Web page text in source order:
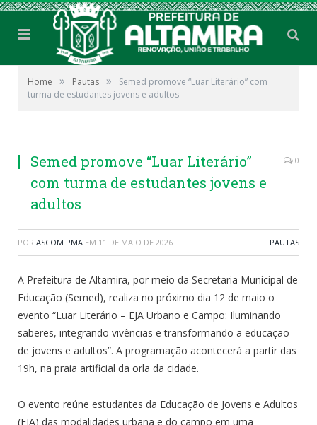
Home » Pautas »
Semed promove “Luar Literário” com
turma de estudantes jovens e adultos
Semed promove “Luar Literário”
com turma de estudantes jovens e
adultos
0
POR ASCOM PMA EM 11 DE MAIO DE 2026 PAUTAS
A Prefeitura de Altamira, por meio da Secretaria Municipal de
Educação (Semed), realiza no próximo dia 12 de maio o
evento “Luar Literário – EJA Urbano e Campo: Iluminando
saberes, integrando vivências e transformando a educação
de jovens e adultos”. A programação acontecerá a partir das
19h, na praia artificial da orla da cidade.
O evento reúne estudantes da Educação de Jovens e Adultos
(EJA) das modalidades urbana e do campo em uma